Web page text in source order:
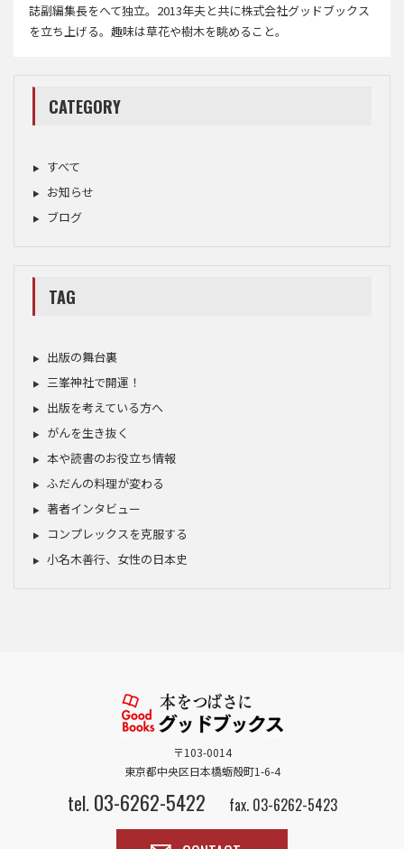
誌副編集長をへて独立。2013年夫と共に株式会社グッドブックス
を立ち上げる。趣味は草花や樹木を眺めること。
CATEGORY
すべて
お知らせ
ブログ
TAG
出版の舞台裏
三峯神社で開運！
出版を考えている方へ
がんを生き抜く
本や読書のお役立ち情報
ふだんの料理が変わる
著者インタビュー
コンプレックスを克服する
小名木善行、女性の日本史
〒103-0014
東京都中央区日本橋蛎殻町1-6-4
tel.03-6262-5422 fax. 03-6262-5423